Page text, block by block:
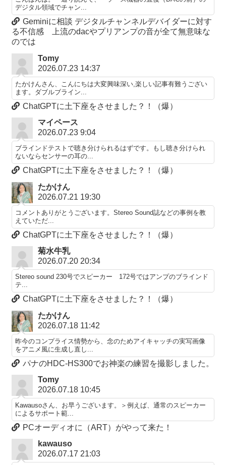
デジタル領域でチャン...
Geminiに相談 デジタルチャンネルデバイダーに対す
る不信感 上流のdacやプリアンプの音が全て無意味な
のでは
Tomy
2026.07.23 14:37
たかけんさん、こんにちは大変興味深い,楽しい記事有難うござい
ます。ダブルブライン...
ChatGPTに土下座をさせました？！（爆）
マイペース
2026.07.23 9:04
ブラインドテストで聴き分けられるはずです。もし聴き分けられ
ないならセンサーの耳の...
ChatGPTに土下座をさせました？！（爆）
たかけん
2026.07.21 19:30
コメントありがとうございます。Stereo Sound誌などの事例を教
えていただ...
ChatGPTに土下座をさせました？！（爆）
菊水牛乳
2026.07.20 20:34
Stereo sound 230号でスピーカー 172号ではアンプのブラインド
テ...
ChatGPTに土下座をさせました？！（爆）
たかけん
2026.07.18 11:42
昨今のコンプライス情勢から、念のためアイキャッチの実写画像
をアニメ風に生成し直し...
パナのHDC-HS300でお神楽の練習を撮影しました。
Tomy
2026.07.18 10:45
Kawausoさん、お早うございます。＞例えば、通常のスピーカー
によるサポート範...
PCオーディオに（ART）がやって来た！
kawauso
2026.07.17 21:03